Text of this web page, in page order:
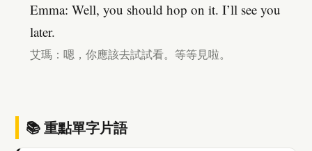
Emma: Well, you should hop on it. I’ll see you
later.
艾瑪：嗯，你應該去試試看。等等見啦。
📚 重點單字片語